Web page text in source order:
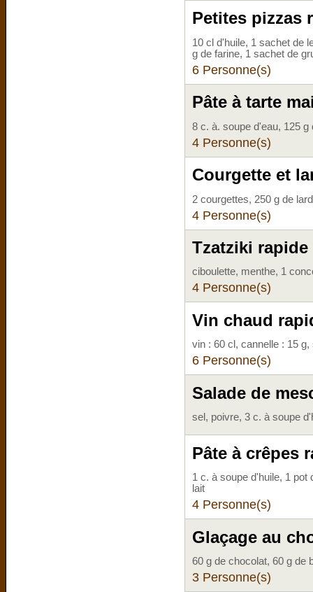
Petites pizzas
10 cl d'huile, 1 sachet de
g de farine, 1 sachet de
6 Personne(s)
Pâte à tarte
8 c. à. soupe d'eau, 125
4 Personne(s)
Courgette et
2 courgettes, 250 g de
4 Personne(s)
Tzatziki rapide
ciboulette, menthe, 1
4 Personne(s)
Vin chaud
vin : 60 cl, cannelle : 15
6 Personne(s)
Salade de
sel, poivre, 3 c. à soupe
Pâte à crêpes
1 c. à soupe d'huile, 1 pot
lait
4 Personne(s)
Glaçage au
60 g de chocolat, 60 g de
3 Personne(s)